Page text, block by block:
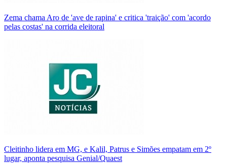
Zema chama Aro de 'ave de rapina' e critica 'traição' com 'acordo
pelas costas' na corrida eleitoral
Cleitinho lidera em MG, e Kalil, Patrus e Simões empatam em 2º
lugar, aponta pesquisa Genial/Quaest